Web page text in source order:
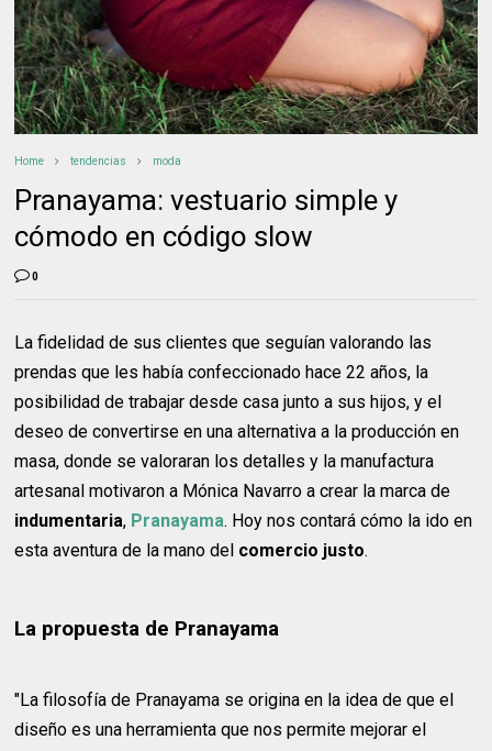
Home tendencias moda
Pranayama: vestuario simple y
cómodo en código slow
0
La fidelidad de sus clientes que seguían valorando las
prendas que les había confeccionado hace 22 años, la
posibilidad de trabajar desde casa junto a sus hijos, y el
deseo de convertirse en una alternativa a la producción en
masa, donde se valoraran los detalles y la manufactura
artesanal motivaron a Mónica Navarro a crear la marca de
indumentaria, Pranayama. Hoy nos contará cómo la ido en
esta aventura de la mano del comercio justo.
La propuesta de Pranayama
"La filosofía de Pranayama se origina en la idea de que el
diseño es una herramienta que nos permite mejorar el